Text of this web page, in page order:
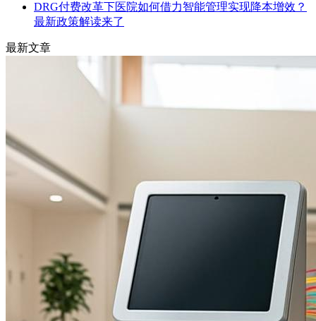
DRG付费改革下医院如何借力智能管理实现降本增效？
最新政策解读来了
最新文章